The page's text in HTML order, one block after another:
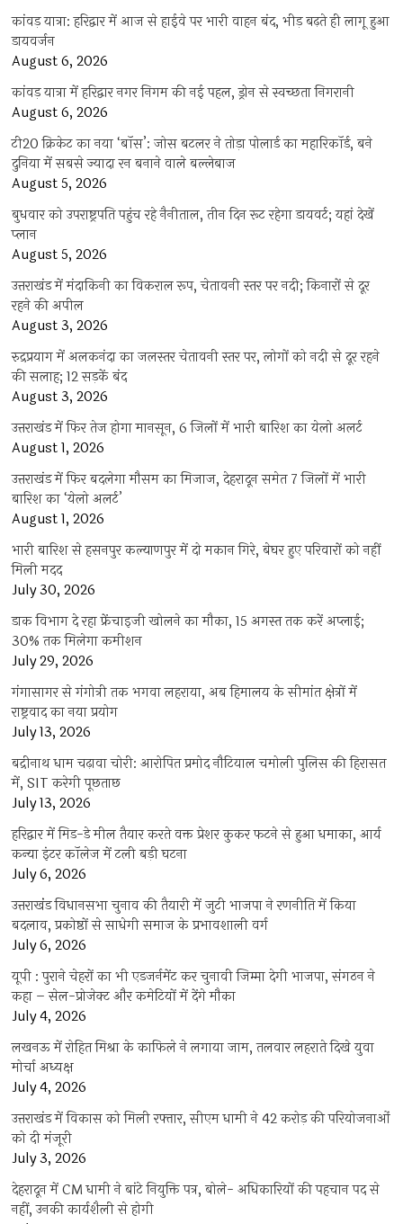
कांवड़ यात्रा: हरिद्वार में आज से हाईवे पर भारी वाहन बंद, भीड़ बढ़ते ही लागू हुआ
डायवर्जन
August 6, 2026
कांवड़ यात्रा में हरिद्वार नगर निगम की नई पहल, ड्रोन से स्वच्छता निगरानी
August 6, 2026
टी20 क्रिकेट का नया ‘बॉस’: जोस बटलर ने तोड़ा पोलार्ड का महारिकॉर्ड, बने
दुनिया में सबसे ज्यादा रन बनाने वाले बल्लेबाज
August 5, 2026
बुधवार को उपराष्ट्रपति पहुंच रहे नैनीताल, तीन दिन रूट रहेगा डायवर्ट; यहां देखें
प्‍लान
August 5, 2026
उत्तराखंड में मंदाकिनी का विकराल रूप, चेतावनी स्तर पर नदी; किनारों से दूर
रहने की अपील
August 3, 2026
रुद्रप्रयाग में अलकनंदा का जलस्तर चेतावनी स्तर पर, लोगों को नदी से दूर रहने
की सलाह; 12 सड़कें बंद
August 3, 2026
उत्तराखंड में फिर तेज होगा मानसून, 6 जिलों में भारी बारिश का येलो अलर्ट
August 1, 2026
उत्तराखंड में फिर बदलेगा मौसम का मिजाज, देहरादून समेत 7 जिलों में भारी
बारिश का ‘येलो अलर्ट’
August 1, 2026
भारी बारिश से हसनपुर कल्याणपुर में दो मकान गिरे, बेघर हुए परिवारों को नहीं
मिली मदद
July 30, 2026
डाक विभाग दे रहा फ्रेंचाइजी खोलने का मौका, 15 अगस्त तक करें अप्लाई;
30% तक मिलेगा कमीशन
July 29, 2026
गंगासागर से गंगोत्री तक भगवा लहराया, अब हिमालय के सीमांत क्षेत्रों में
राष्ट्रवाद का नया प्रयोग
July 13, 2026
बद्रीनाथ धाम चढ़ावा चोरी: आरोपित प्रमोद नौटियाल चमोली पुलिस की हिरासत
में, SIT करेगी पूछताछ
July 13, 2026
हरिद्वार में मिड-डे मील तैयार करते वक्त प्रेशर कुकर फटने से हुआ धमाका, आर्य
कन्या इंटर कॉलेज में टली बड़ी घटना
July 6, 2026
उत्तराखंंड विधानसभा चुनाव की तैयारी में जुटी भाजपा ने रणनीति में किया
बदलाव, प्रकोष्ठों से साधेगी समाज के प्रभावशाली वर्ग
July 6, 2026
यूपी : पुराने चेहरों का भी एडजर्नमेंट कर चुनावी जिम्मा देगी भाजपा, संगठन ने
कहा – सेल-प्रोजेक्ट और कमेटियों में देंगे मौका
July 4, 2026
लखनऊ में रोहित मिश्रा के काफिले ने लगाया जाम, तलवार लहराते दिखे युवा
मोर्चा अध्यक्ष
July 4, 2026
उत्तराखंड में विकास को मिली रफ्तार, सीएम धामी ने 42 करोड़ की परियोजनाओं
को दी मंजूरी
July 3, 2026
देहरादून में CM धामी ने बांटे नियुक्ति पत्र, बोले- अधिकारियों की पहचान पद से
नहीं, उनकी कार्यशैली से होगी